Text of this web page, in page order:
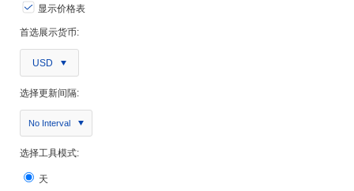
显示价格表
首选展示货币:
USD
选择更新间隔:
No Interval
选择工具模式:
天